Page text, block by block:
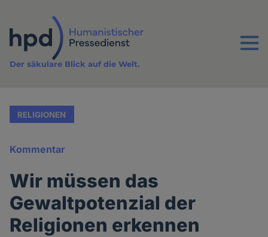
Inhalt
Menu
Der säkulare Blick auf die Welt.
RELIGIONEN
Kommentar
Wir müssen das
Gewaltpotenzial der
Religionen erkennen